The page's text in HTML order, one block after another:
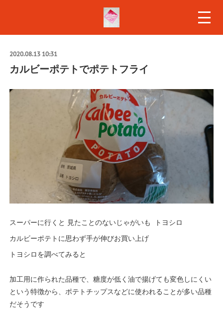
2020.08.13 10:31
カルビーポテトでポテトフライ
スーパーに行くと 見たことのないじゃがいも トヨシロ
カルビーポテトに思わず手が伸びお買い上げ
トヨシロを調べてみると
加工用に作られた品種で、糖度が低く油で揚げても変色しにくい
という特徴から、ポテトチップスなどに使われることが多い品種
だそうです